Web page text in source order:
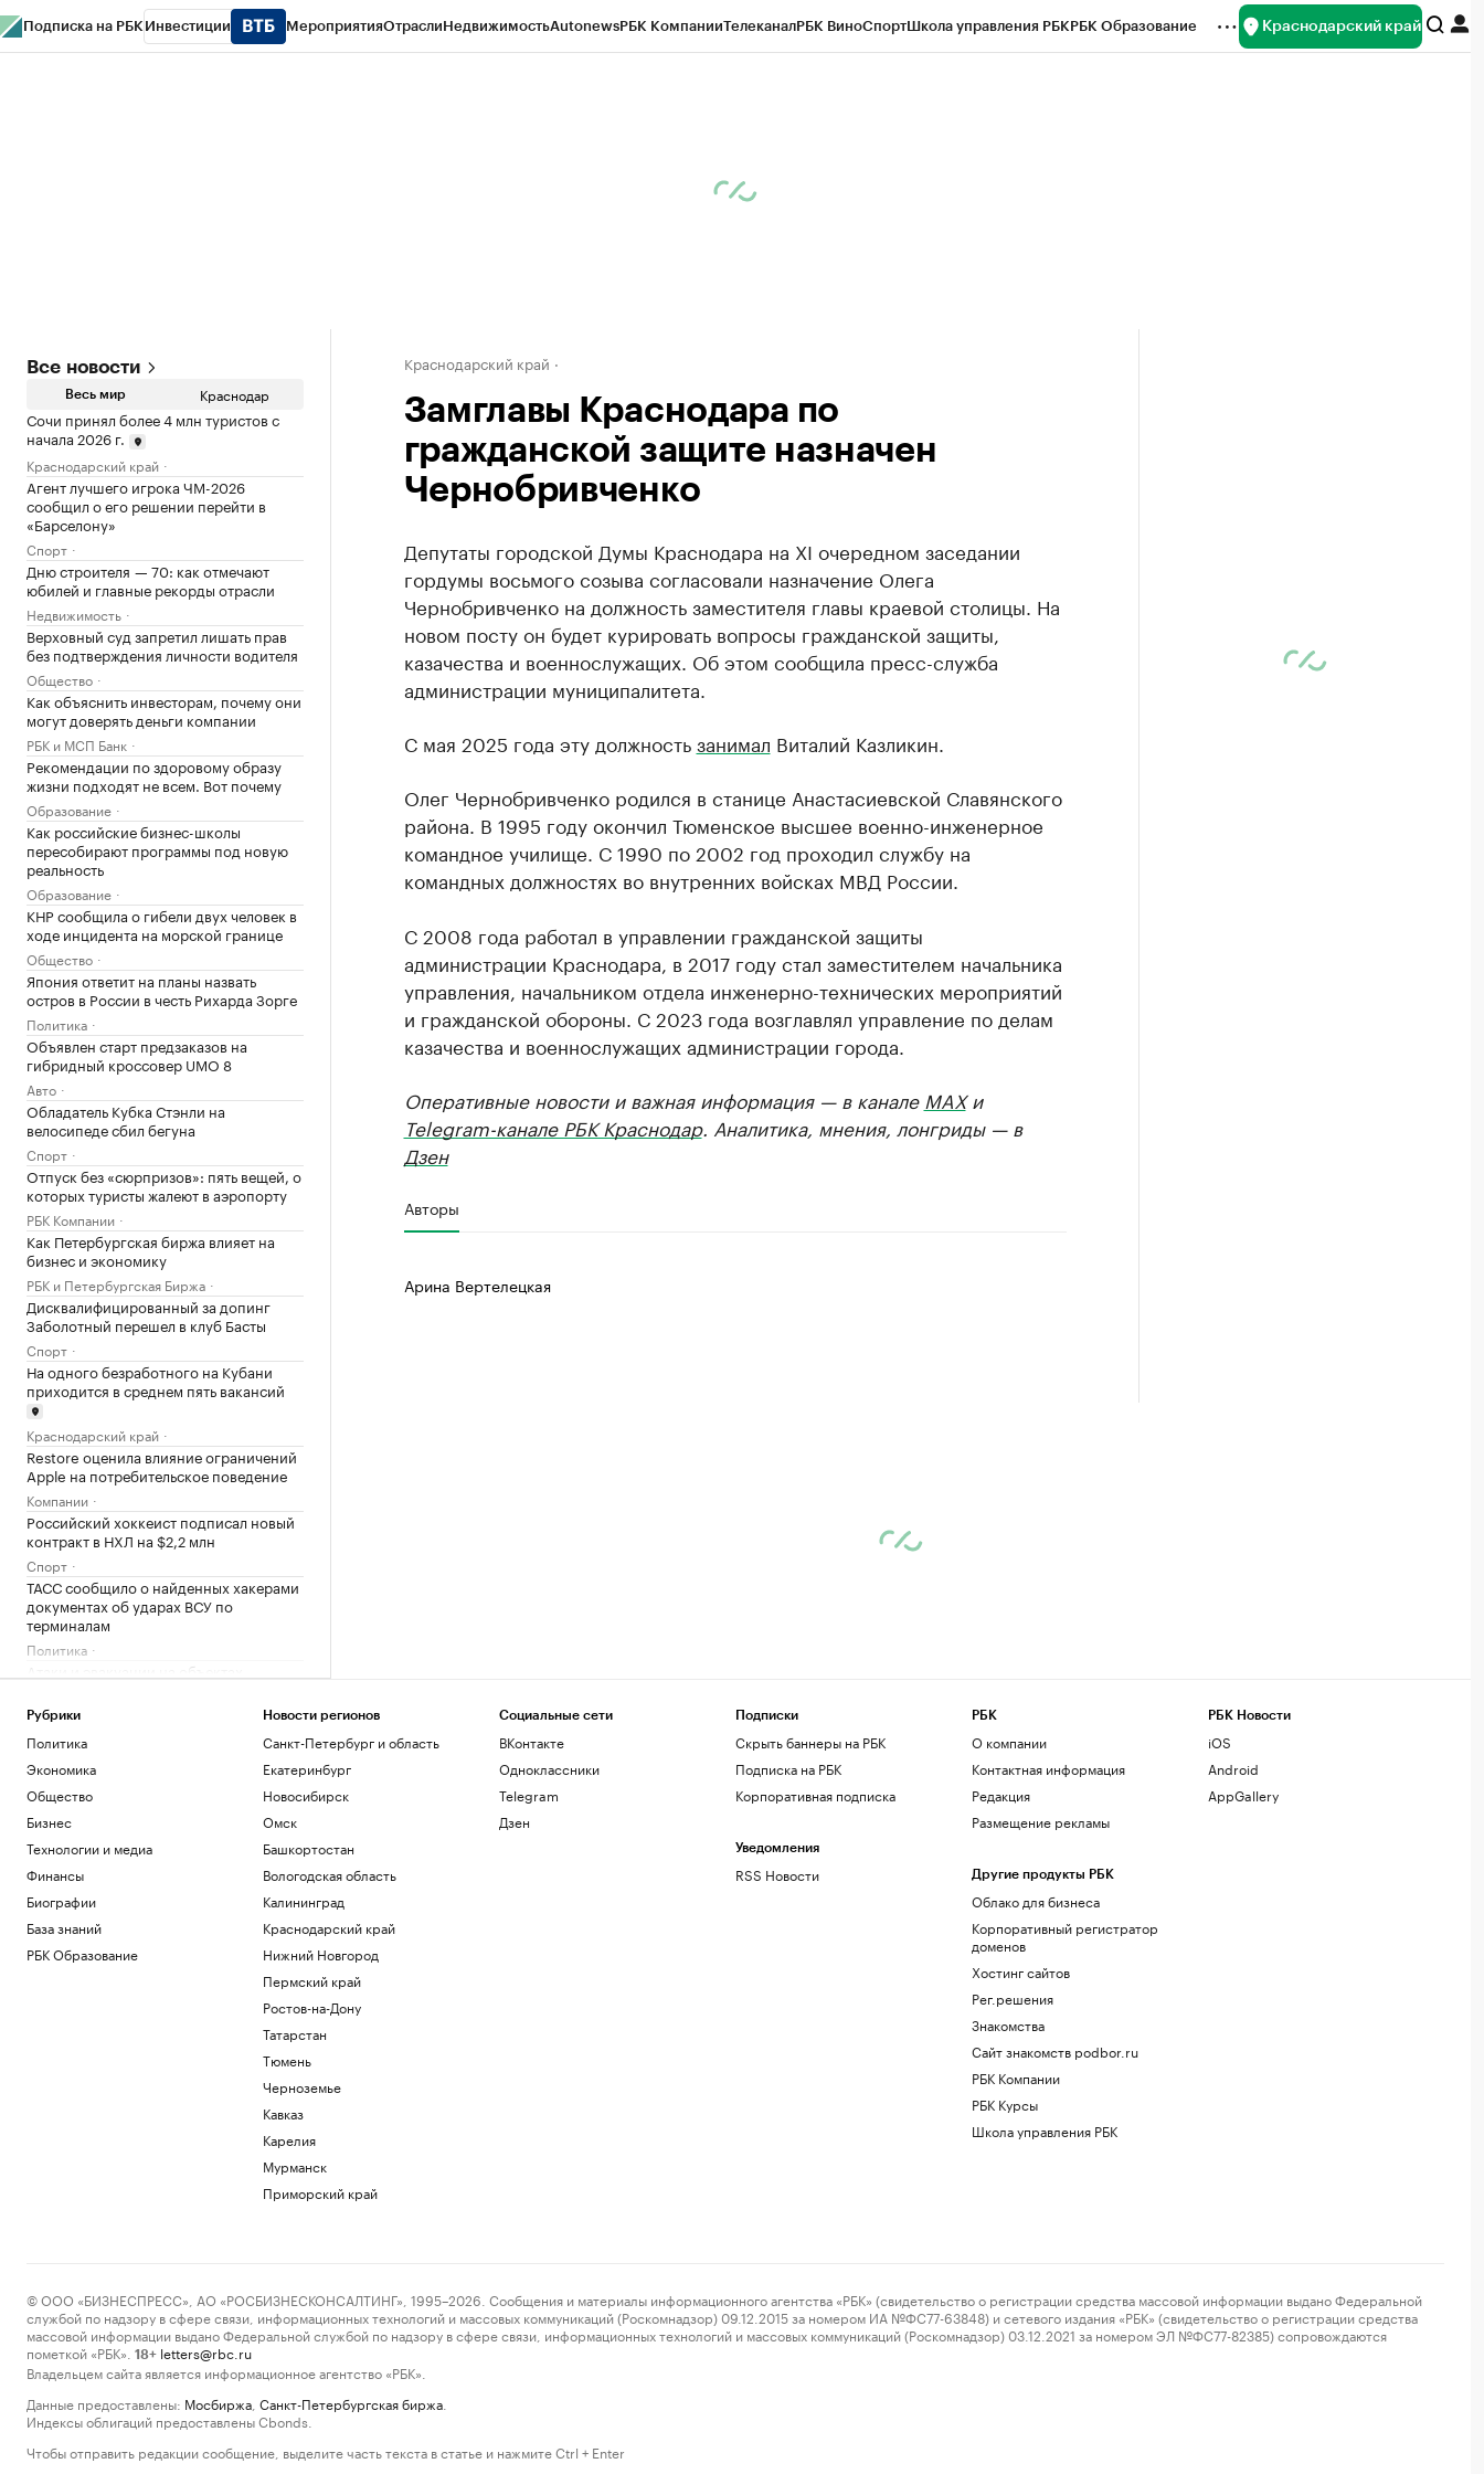
Подписка на РБК Инвестиции МероприятияОтраслиНедвижимостьAutonewsРБК КомпанииТелеканалРБК ВиноСпортШкола управления РБКРБК Образование Краснодарский край
Все новости
Весь мир Краснодар
Сочи принял более 4 млн туристов с
начала 2026 г.
Краснодарский край
Агент лучшего игрока ЧМ-2026
сообщил о его решении перейти в
«Барселону»
Спорт
Дню строителя — 70: как отмечают
юбилей и главные рекорды отрасли
Недвижимость
Верховный суд запретил лишать прав
без подтверждения личности водителя
Общество
Как объяснить инвесторам, почему они
могут доверять деньги компании
РБК и МСП Банк
Рекомендации по здоровому образу
жизни подходят не всем. Вот почему
Образование
Как российские бизнес-школы
пересобирают программы под новую
реальность
Образование
КНР сообщила о гибели двух человек в
ходе инцидента на морской границе
Общество
Япония ответит на планы назвать
остров в России в честь Рихарда Зорге
Политика
Объявлен старт предзаказов на
гибридный кроссовер UMO 8
Авто
Обладатель Кубка Стэнли на
велосипеде сбил бегуна
Спорт
Отпуск без «сюрпризов»: пять вещей, о
которых туристы жалеют в аэропорту
РБК Компании
Как Петербургская биржа влияет на
бизнес и экономику
РБК и Петербургская Биржа
Дисквалифицированный за допинг
Заболотный перешел в клуб Басты
Спорт
На одного безработного на Кубани
приходится в среднем пять вакансий
Краснодарский край
Restore оценила влияние ограничений
Apple на потребительское поведение
Компании
Российский хоккеист подписал новый
контракт в НХЛ на $2,2 млн
Спорт
ТАСС сообщило о найденных хакерами
документах об ударах ВСУ по
терминалам
Политика
Атаки и эвакуации на объектах
Бизнес
ИНФИНИТУМ и «Альфа-Капитал»
перевели обслуживание ПИФ на
цифровую модель
Компании
Краснодарский край
Замглавы Краснодара по
гражданской защите назначен
Чернобривченко
Депутаты городской Думы Краснодара на XI очередном заседании
гордумы восьмого созыва согласовали назначение Олега
Чернобривченко на должность заместителя главы краевой столицы. На
новом посту он будет курировать вопросы гражданской защиты,
казачества и военнослужащих. Об этом сообщила пресс-служба
администрации муниципалитета.
С мая 2025 года эту должностьзанимал Виталий Казликин.
Олег Чернобривченко родился в станице Анастасиевской Славянского
района. В 1995 году окончил Тюменское высшее военно-инженерное
командное училище. С 1990 по 2002 год проходил службу на
командных должностях во внутренних войсках МВД России.
С 2008 года работал в управлении гражданской защиты
администрации Краснодара, в 2017 году стал заместителем начальника
управления, начальником отдела инженерно-технических мероприятий
и гражданской обороны. С 2023 года возглавлял управление по делам
казачества и военнослужащих администрации города.
Оперативные новости и важная информация — в канале MAXи
Telegram-канале РБК Краснодар. Аналитика, мнения, лонгриды — в
Дзен
Авторы
Арина Вертелецкая
Рубрики
Политика
Экономика
Общество
Бизнес
Технологии и медиа
Финансы
Биографии
База знаний
РБК Образование
Новости регионов
Санкт-Петербург и область
Екатеринбург
Новосибирск
Омск
Башкортостан
Вологодская область
Калининград
Краснодарский край
Нижний Новгород
Пермский край
Ростов-на-Дону
Татарстан
Тюмень
Черноземье
Кавказ
Карелия
Мурманск
Приморский край
Социальные сети
ВКонтакте
Одноклассники
Telegram
Дзен
Подписки
Скрыть баннеры на РБК
Подписка на РБК
Корпоративная подписка
Уведомления
RSS Новости
РБК
О компании
Контактная информация
Редакция
Размещение рекламы
Другие продукты РБК
Облако для бизнеса
Корпоративный регистратор
доменов
Хостинг сайтов
Рег.решения
Знакомства
Сайт знакомств podbor.ru
РБК Компании
РБК Курсы
Школа управления РБК
РБК Новости
iOS
Android
AppGallery
© ООО «БИЗНЕСПРЕСС», АО «РОСБИЗНЕСКОНСАЛТИНГ», 1995–2026. Сообщения и материалы информационного агентства «РБК» (свидетельство о регистрации средства массовой информации выдано Федеральной
службой по надзору в сфере связи, информационных технологий и массовых коммуникаций (Роскомнадзор) 09.12.2015 за номером ИА №ФС77-63848) и сетевого издания «РБК» (свидетельство о регистрации средства
массовой информации выдано Федеральной службой по надзору в сфере связи, информационных технологий и массовых коммуникаций (Роскомнадзор) 03.12.2021 за номером ЭЛ №ФС77-82385) сопровождаются
пометкой «РБК».
18+ letters@rbc.ru
Владельцем сайта является информационное агентство «РБК».
Данные предоставлены: Мосбиржа Санкт-Петербургская биржа
Индексы облигаций предоставлены Cbonds.
Чтобы отправить редакции сообщение, выделите часть текста в статье и нажмите Ctrl + Enter